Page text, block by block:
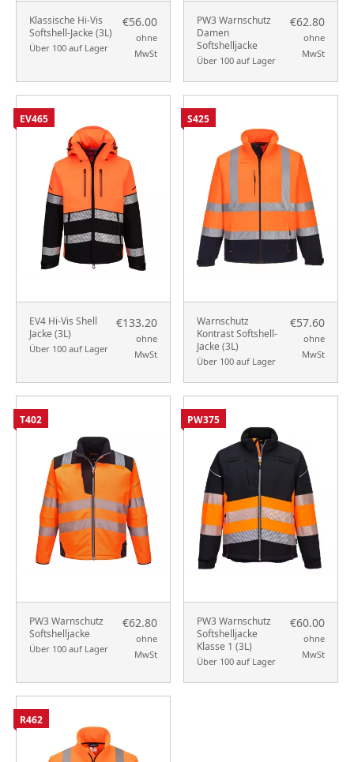
Klassische Hi-Vis
Softshell-Jacke (3L)
Über 100 auf Lager
€56.00
ohne
MwSt
PW3 Warnschutz
Damen
Softshelljacke
Über 100 auf Lager
€62.80
ohne
MwSt
EV4 Hi-Vis Shell
Jacke (3L)
Über 100 auf Lager
€133.20
ohne
MwSt
EV465
Warnschutz
Kontrast Softshell-
Jacke (3L)
Über 100 auf Lager
€57.60
ohne
MwSt
S425
PW3 Warnschutz
Softshelljacke
Über 100 auf Lager
€62.80
ohne
MwSt
T402
PW3 Warnschutz
Softshelljacke
Klasse 1 (3L)
Über 100 auf Lager
€60.00
ohne
MwSt
PW375
R462